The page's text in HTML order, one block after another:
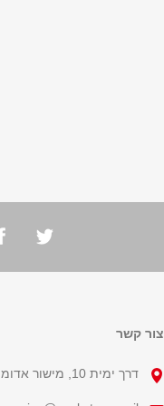
צור קשר
דרך ימית 10, מישור אדומים